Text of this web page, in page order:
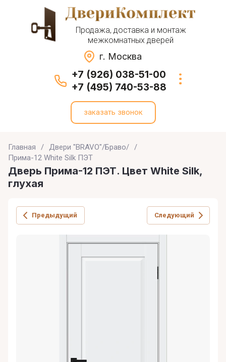
Продажа, доставка и монтаж
межкомнатных дверей
г. Москва
+7 (926) 038-51-00
+7 (495) 740-53-88
заказать звонок
Главная / Двери "BRAVO"/Браво/ /
Прима-12 White Silk ПЭТ
Дверь Прима-12 ПЭТ. Цвет White Silk,
глухая
Предыдущий Следующий